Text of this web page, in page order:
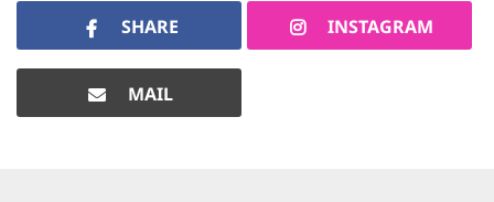
SHARE INSTAGRAM
MAIL